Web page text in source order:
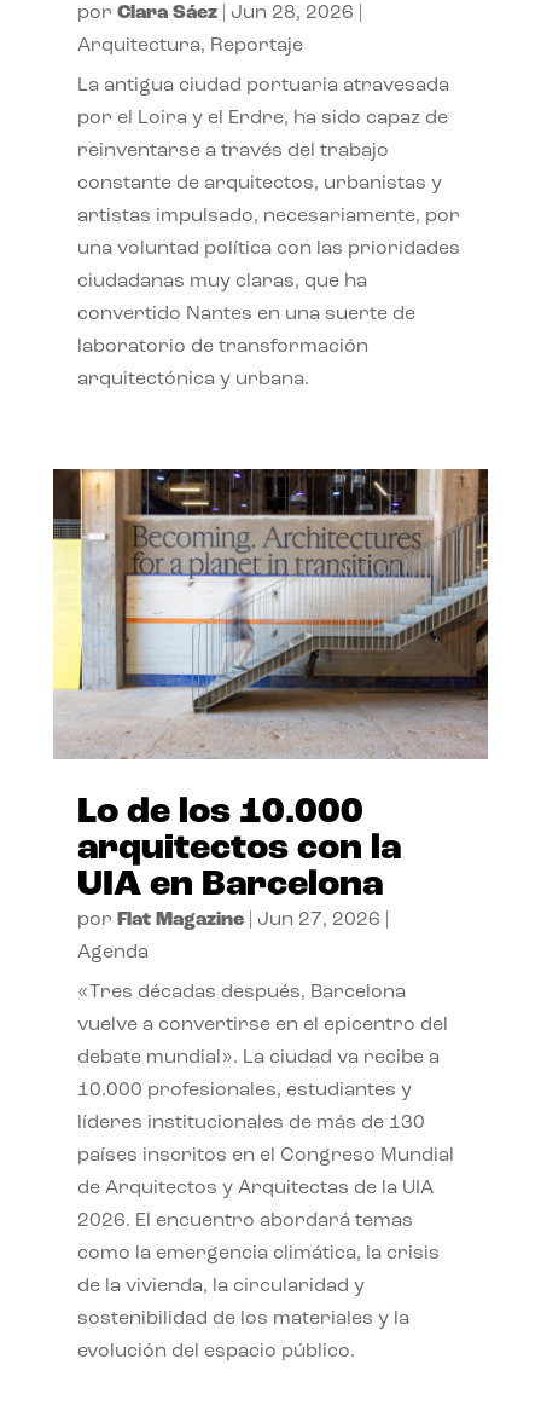
por Clara Sáez| Jun 28, 2026
Arquitectura, Reportaje
La antigua ciudad portuaria atravesada
por el Loira y el Erdre, ha sido capaz de
reinventarse a través del trabajo
constante de arquitectos, urbanistas y
artistas impulsado, necesariamente, por
una voluntad política con las prioridades
ciudadanas muy claras, que ha
convertido Nantes en una suerte de
laboratorio de transformación
arquitectónica y urbana.
Lo de los 10.000
arquitectos con la
UIA en Barcelona
por Flat Magazine| Jun 27, 2026
Agenda
«Tres décadas después, Barcelona
vuelve a convertirse en el epicentro del
debate mundial». La ciudad va recibe a
10.000 profesionales, estudiantes y
líderes institucionales de más de 130
países inscritos en el Congreso Mundial
de Arquitectos y Arquitectas de la UIA
2026. El encuentro abordará temas
como la emergencia climática, la crisis
de la vivienda, la circularidad y
sostenibilidad de los materiales y la
evolución del espacio público.